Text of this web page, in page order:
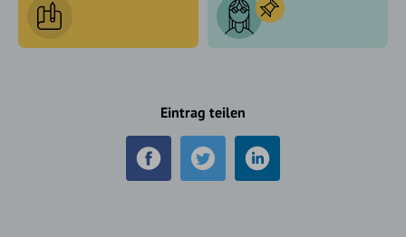
Eintrag teilen